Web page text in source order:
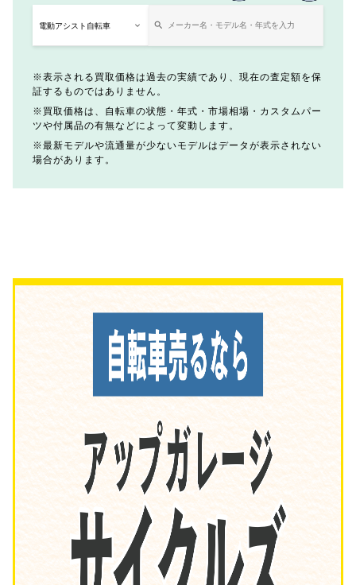
表示される買取価格は過去の実績であり、現在の査定額を保
証するものではありません。
買取価格は、自転車の状態・年式・市場相場・カスタムパー
ツや付属品の有無などによって変動します。
最新モデルや流通量が少ないモデルはデータが表示されない
場合があります。